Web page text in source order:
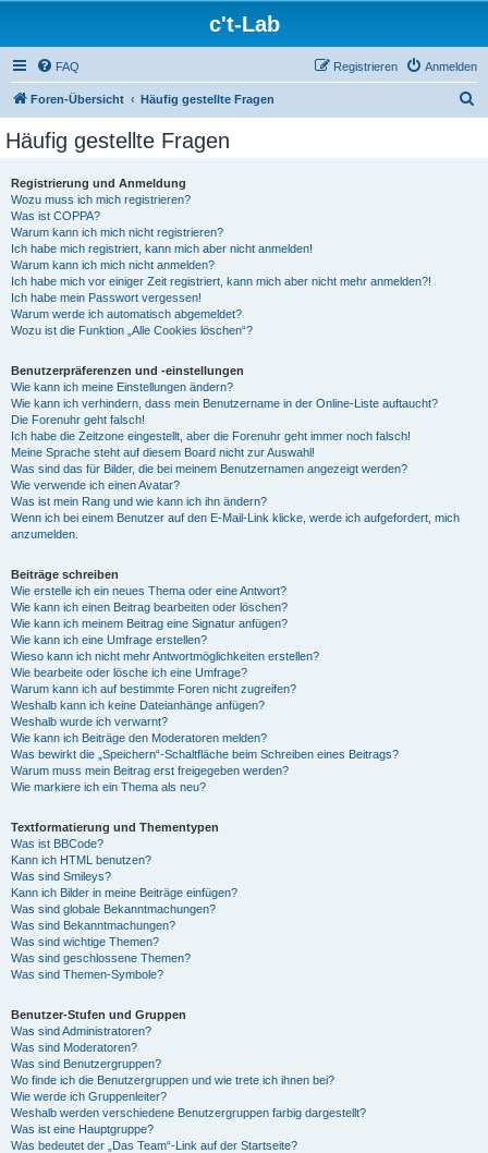
c't-Lab
FAQ Anmelden
Registrieren
Foren-Übersicht Häufig gestellte Fragen
Häufig gestellte Fragen
Registrierung und Anmeldung
Wozu muss ich mich registrieren?
Was ist COPPA?
Warum kann ich mich nicht registrieren?
Ich habe mich registriert, kann mich aber nicht anmelden!
Warum kann ich mich nicht anmelden?
Ich habe mich vor einiger Zeit registriert, kann mich aber nicht mehr anmelden?!
Ich habe mein Passwort vergessen!
Warum werde ich automatisch abgemeldet?
Wozu ist die Funktion „Alle Cookies löschen“?
Benutzerpräferenzen und -einstellungen
Wie kann ich meine Einstellungen ändern?
Wie kann ich verhindern, dass mein Benutzername in der Online-Liste auftaucht?
Die Forenuhr geht falsch!
Ich habe die Zeitzone eingestellt, aber die Forenuhr geht immer noch falsch!
Meine Sprache steht auf diesem Board nicht zur Auswahl!
Was sind das für Bilder, die bei meinem Benutzernamen angezeigt werden?
Wie verwende ich einen Avatar?
Was ist mein Rang und wie kann ich ihn ändern?
Wenn ich bei einem Benutzer auf den E-Mail-Link klicke, werde ich aufgefordert, mich
anzumelden.
Beiträge schreiben
Wie erstelle ich ein neues Thema oder eine Antwort?
Wie kann ich einen Beitrag bearbeiten oder löschen?
Wie kann ich meinem Beitrag eine Signatur anfügen?
Wie kann ich eine Umfrage erstellen?
Wieso kann ich nicht mehr Antwortmöglichkeiten erstellen?
Wie bearbeite oder lösche ich eine Umfrage?
Warum kann ich auf bestimmte Foren nicht zugreifen?
Weshalb kann ich keine Dateianhänge anfügen?
Weshalb wurde ich verwarnt?
Wie kann ich Beiträge den Moderatoren melden?
Was bewirkt die „Speichern“-Schaltfläche beim Schreiben eines Beitrags?
Warum muss mein Beitrag erst freigegeben werden?
Wie markiere ich ein Thema als neu?
Textformatierung und Thementypen
Was ist BBCode?
Kann ich HTML benutzen?
Was sind Smileys?
Kann ich Bilder in meine Beiträge einfügen?
Was sind globale Bekanntmachungen?
Was sind Bekanntmachungen?
Was sind wichtige Themen?
Was sind geschlossene Themen?
Was sind Themen-Symbole?
Benutzer-Stufen und Gruppen
Was sind Administratoren?
Was sind Moderatoren?
Was sind Benutzergruppen?
Wo finde ich die Benutzergruppen und wie trete ich ihnen bei?
Wie werde ich Gruppenleiter?
Weshalb werden verschiedene Benutzergruppen farbig dargestellt?
Was ist eine Hauptgruppe?
Was bedeutet der „Das Team“-Link auf der Startseite?